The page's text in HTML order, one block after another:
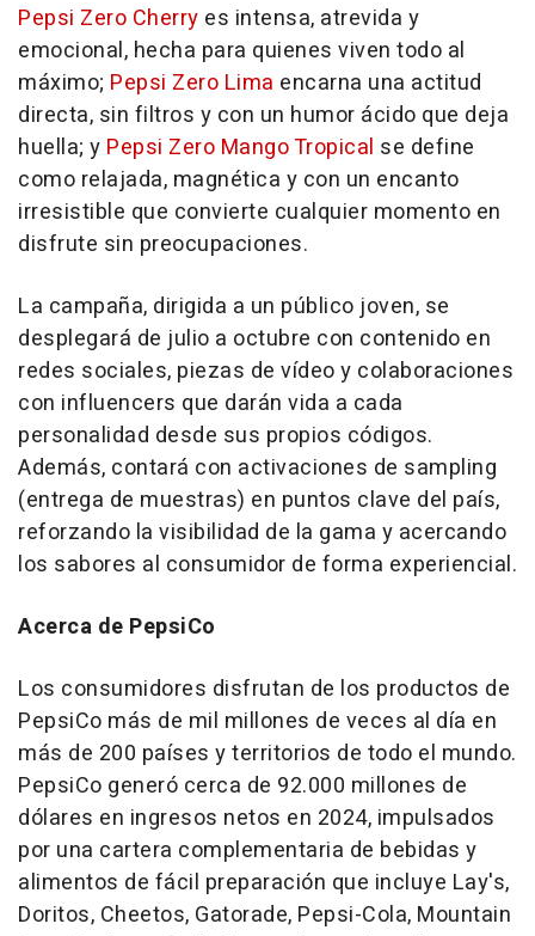
Pepsi Zero Cherry es intensa, atrevida y
emocional, hecha para quienes viven todo al
máximo; Pepsi Zero Lima encarna una actitud
directa, sin filtros y con un humor ácido que deja
huella; y Pepsi Zero Mango Tropical se define
como relajada, magnética y con un encanto
irresistible que convierte cualquier momento en
disfrute sin preocupaciones.
La campaña, dirigida a un público joven, se
desplegará de julio a octubre con contenido en
redes sociales, piezas de vídeo y colaboraciones
con influencers que darán vida a cada
personalidad desde sus propios códigos.
Además, contará con activaciones de sampling
(entrega de muestras) en puntos clave del país,
reforzando la visibilidad de la gama y acercando
los sabores al consumidor de forma experiencial.
Acerca de PepsiCo
Los consumidores disfrutan de los productos de
PepsiCo más de mil millones de veces al día en
más de 200 países y territorios de todo el mundo.
PepsiCo generó cerca de 92.000 millones de
dólares en ingresos netos en 2024, impulsados
por una cartera complementaria de bebidas y
alimentos de fácil preparación que incluye Lay's,
Doritos, Cheetos, Gatorade, Pepsi-Cola, Mountain